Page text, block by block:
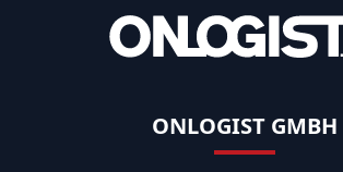
ONLOGIST GMBH